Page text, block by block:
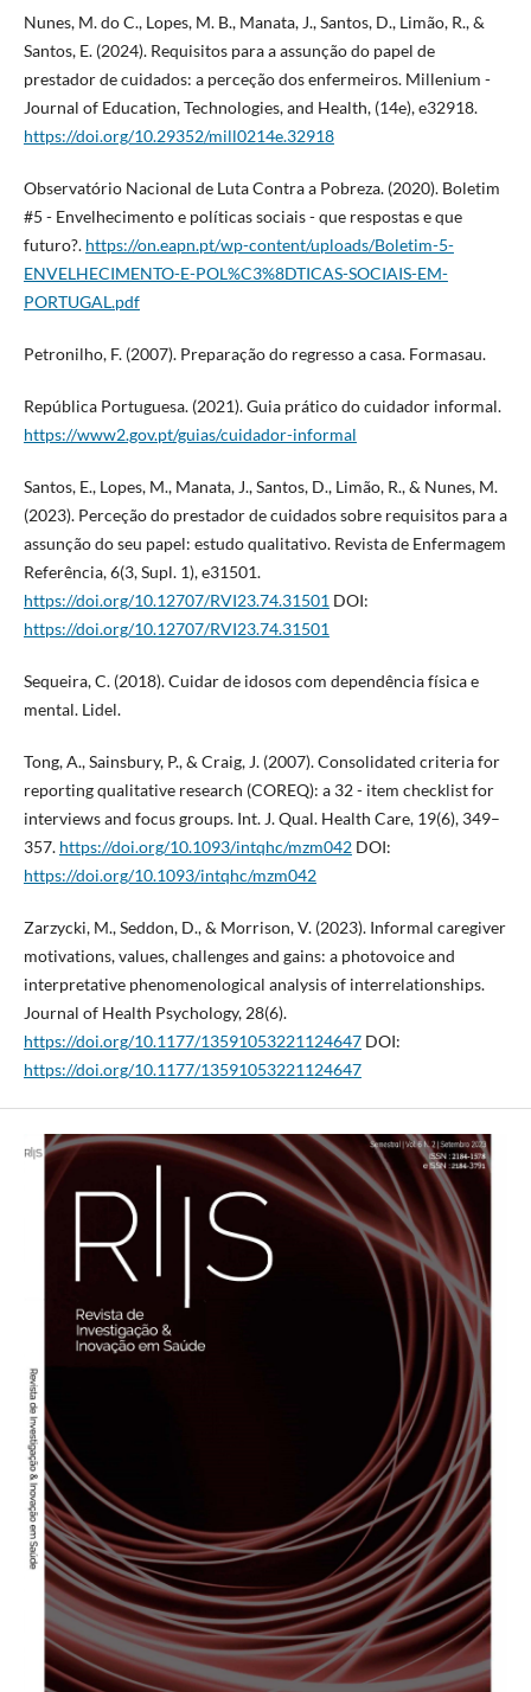
Nunes, M. do C., Lopes, M. B., Manata, J., Santos, D., Limão, R., &
Santos, E. (2024). Requisitos para a assunção do papel de
prestador de cuidados: a perceção dos enfermeiros. Millenium -
Journal of Education, Technologies, and Health, (14e), e32918.
https://doi.org/10.29352/mill0214e.32918
Observatório Nacional de Luta Contra a Pobreza. (2020). Boletim
#5 - Envelhecimento e políticas sociais - que respostas e que
futuro?. https://on.eapn.pt/wp-content/uploads/Boletim-5-
ENVELHECIMENTO-E-POL%C3%8DTICAS-SOCIAIS-EM-
PORTUGAL.pdf
Petronilho, F. (2007). Preparação do regresso a casa. Formasau.
República Portuguesa. (2021). Guia prático do cuidador informal.
https://www2.gov.pt/guias/cuidador-informal
Santos, E., Lopes, M., Manata, J., Santos, D., Limão, R., & Nunes, M.
(2023). Perceção do prestador de cuidados sobre requisitos para a
assunção do seu papel: estudo qualitativo. Revista de Enfermagem
Referência, 6(3, Supl. 1), e31501.
https://doi.org/10.12707/RVI23.74.31501DOI:
https://doi.org/10.12707/RVI23.74.31501
Sequeira, C. (2018). Cuidar de idosos com dependência física e
mental. Lidel.
Tong, A., Sainsbury, P., & Craig, J. (2007). Consolidated criteria for
reporting qualitative research (COREQ): a 32 - item checklist for
interviews and focus groups. Int. J. Qual. Health Care, 19(6), 349–
357. https://doi.org/10.1093/intqhc/mzm042DOI:
https://doi.org/10.1093/intqhc/mzm042
Zarzycki, M., Seddon, D., & Morrison, V. (2023). Informal caregiver
motivations, values, challenges and gains: a photovoice and
interpretative phenomenological analysis of interrelationships.
Journal of Health Psychology, 28(6).
https://doi.org/10.1177/13591053221124647DOI:
https://doi.org/10.1177/13591053221124647